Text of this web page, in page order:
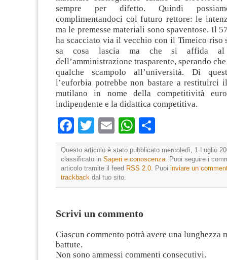
sempre per difetto. Quindi
complimentandoci col futuro rettore: le
ma le premesse materiali sono spaventose. Il
ha scacciato via il vecchio con il Timeico riso
sa cosa lascia ma che si affida al
dell’amministrazione trasparente, sperando
qualche scampolo all’università. Di
l’euforbia potrebbe non bastare a restituirci
mutilano in nome della competitività
indipendente e la didattica competitiva.
Facebook
TwitterEmailWhatsApp
Questo articolo è stato pubblicato mercoledì, 1 Luglio
classificato in Saperi e conoscenza . Puoi seguire i
articolo tramite il feed RSS 2.0 . Puoi inviare un
trackback dal tuo sito.
Scrivi un commento
Ciascun commento potrà avere una lunghezza
battute.
Non sono ammessi commenti consecutivi.